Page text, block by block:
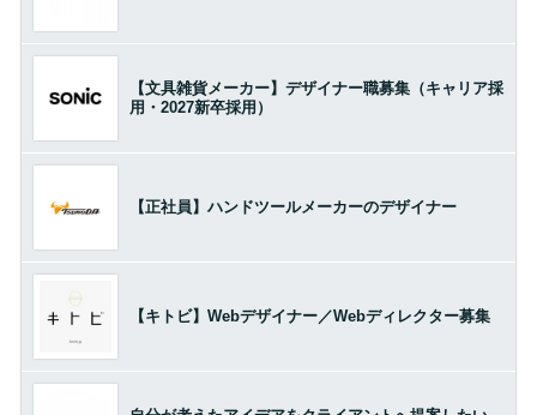
【文具雑貨メーカー】デザイナー職募集（キャリア採
用・2027新卒採用）
【正社員】ハンドツールメーカーのデザイナー
【キトビ】Webデザイナー／Webディレクター募集